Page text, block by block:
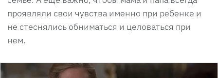
проявляли свои чувства именно при ребенке и
не стеснялись обниматься и целоваться при
нем.